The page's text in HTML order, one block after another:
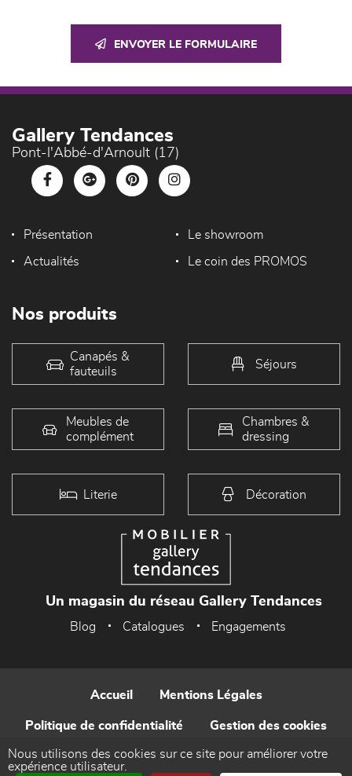
ENVOYER LE FORMULAIRE
Gallery Tendances
Pont-l'Abbé-d'Arnoult (17)
Présentation Le showroom
Actualités Le coin des PROMOS
Nos produits
Canapés &
fauteuils
Séjours
Meubles de
complément
Chambres &
dressing
Literie Décoration
Un magasin du réseau Gallery Tendances
Blog Catalogues Engagements
Accueil Mentions Légales
Politique de confidentialité Gestion des cookies
Contact
Nous utilisons des cookies sur ce site pour améliorer votre
expérience utilisateur.